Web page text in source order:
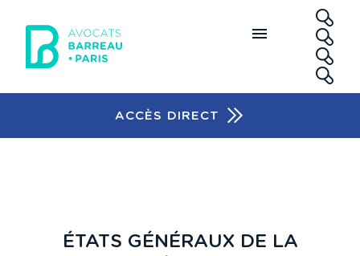
ACCÈS DIRECT
ÉTATS GÉNÉRAUX DE LA